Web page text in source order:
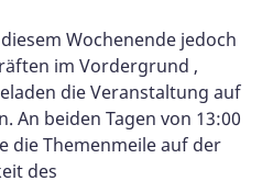
Wochenende jedoch
im Vordergrund ,
die Veranstaltung auf
An beiden Tagen von 13:00
die Themenmeile auf der
des